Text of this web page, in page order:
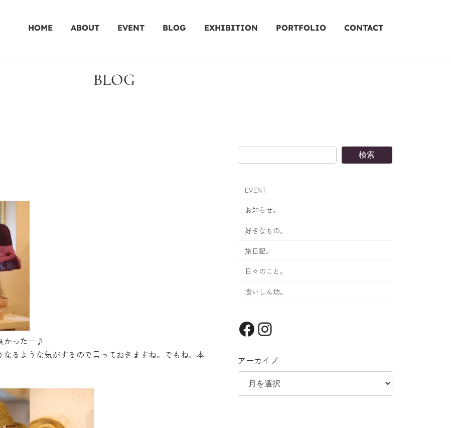
HOME ABOUT EVENT BLOG EXHIBITION PORTFOLIO CONTACT
BLOG
かったー♪
るような気がするので言っておきますね。でもね、本
検索
EVENT
お知らせ。
好きなもの。
旅日記。
日々のこと。
食いしん坊。
Facebook
Instagram
アーカイブ